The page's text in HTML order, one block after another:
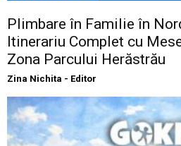
Plimbare în Familie în
Itinerariu Complet cu
Zona Parcului Herăstrău
Zina Nichita - Editor